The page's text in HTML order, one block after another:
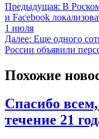
Предыдущая: В
и Facebook
1 июля
Далее: Еще одного
России объявили
Похожие
Спасибо
течение 21